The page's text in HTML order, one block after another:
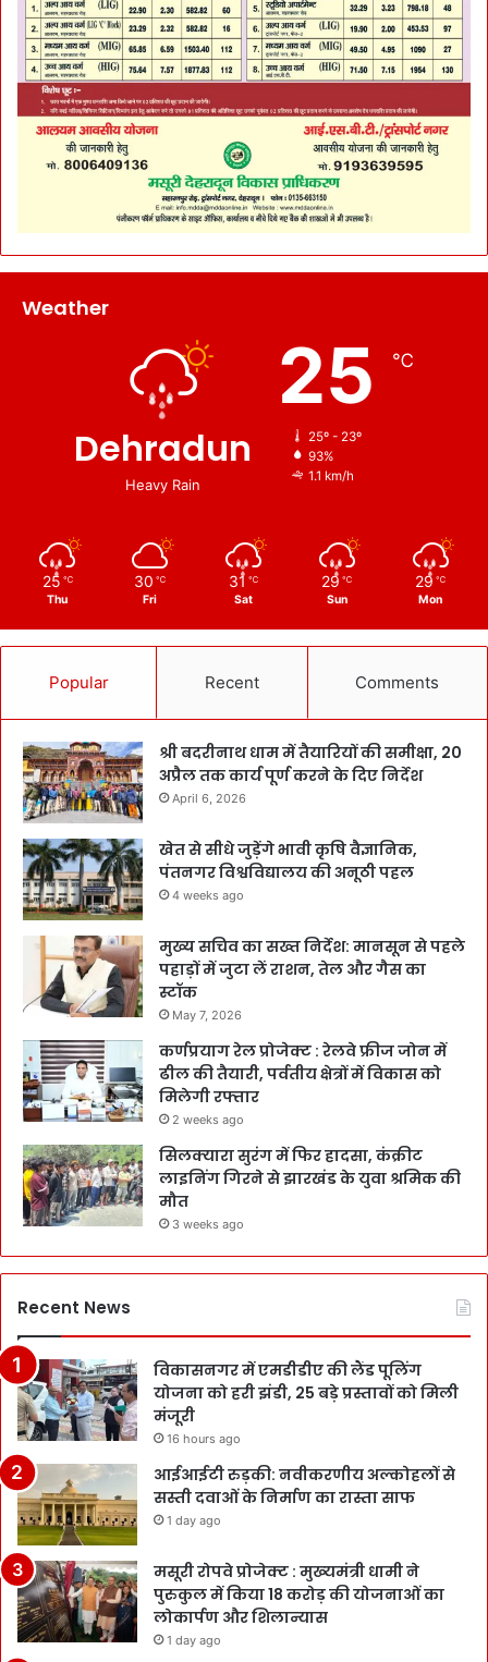
Weather
Dehradun
Heavy Rain
25 ℃
25º - 23º
93%
1.1 km/h
25 ℃
Thu
30 ℃
Fri
31 ℃
Sat
29 ℃
Sun
29 ℃
Mon
Popular Recent Comments
श्री बदरीनाथ धाम में तैयारियों की समीक्षा, 20
अप्रैल तक कार्य पूर्ण करने के दिए निर्देश
April 6, 2026
खेत से सीधे जुड़ेंगे भावी कृषि वैज्ञानिक,
पंतनगर विश्वविद्यालय की अनूठी पहल
4 weeks ago
मुख्य सचिव का सख्त निर्देश: मानसून से पहले
पहाड़ों में जुटा लें राशन, तेल और गैस का
स्टॉक
May 7, 2026
कर्णप्रयाग रेल प्रोजेक्ट : रेलवे फ्रीज जोन में
ढील की तैयारी, पर्वतीय क्षेत्रों में विकास को
मिलेगी रफ्तार
2 weeks ago
सिलक्यारा सुरंग में फिर हादसा, कंक्रीट
लाइनिंग गिरने से झारखंड के युवा श्रमिक की
मौत
3 weeks ago
Recent News
विकासनगर में एमडीडीए की लैंड पूलिंग
योजना को हरी झंडी, 25 बड़े प्रस्तावों को मिली
मंजूरी
16 hours ago
आईआईटी रुड़की: नवीकरणीय अल्कोहलों से
सस्ती दवाओं के निर्माण का रास्ता साफ
1 day ago
मसूरी रोपवे प्रोजेक्ट : मुख्‍यमंत्री धामी ने
पुरुकुल में किया 18 करोड़ की योजनाओं का
लोकार्पण और शिलान्यास
1 day ago